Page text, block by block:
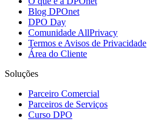
Blog DPOnet
DPO Day
Comunidade AllPrivacy
Termos e Avisos de Privacidade
Área do Cliente
Soluções
Parceiro Comercial
Parceiros de Serviços
Curso DPO